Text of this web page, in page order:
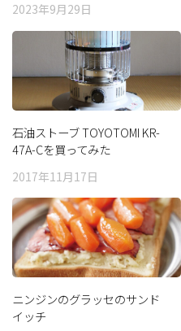
2023年9月29日
石油ストーブ TOYOTOMI KR-
47A-Cを買ってみた
2017年11月17日
ニンジンのグラッセのサンド
イッチ